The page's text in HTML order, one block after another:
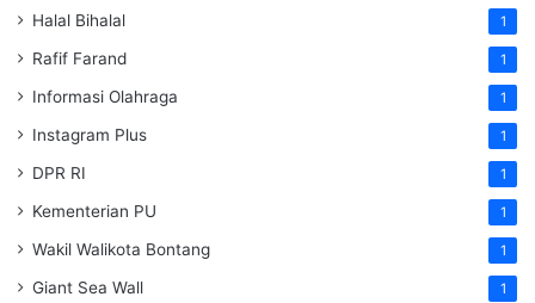
Halal Bihalal 1
Rafif Farand 1
Informasi Olahraga 1
Instagram Plus 1
DPR RI 1
Kementerian PU 1
Wakil Walikota Bontang 1
Giant Sea Wall 1